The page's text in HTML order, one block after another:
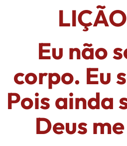
Eu não
corpo. Eu
Pois ainda
Deus